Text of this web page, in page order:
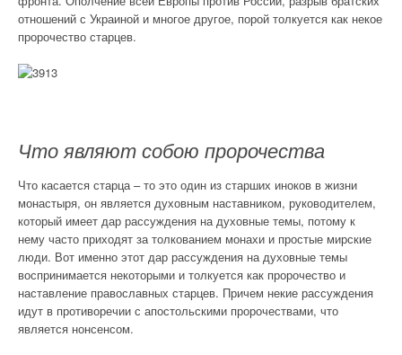
отношений с Украиной и многое другое, порой толкуется как некое
пророчество старцев.
Что являют собою пророчества
Что касается старца – то это один из старших иноков в жизни
монастыря, он является духовным наставником, руководителем,
который имеет дар рассуждения на духовные темы, потому к
нему часто приходят за толкованием монахи и простые мирские
люди. Вот именно этот дар рассуждения на духовные темы
воспринимается некоторыми и толкуется как пророчество и
наставление православных старцев. Причем некие рассуждения
идут в противоречии с апостольскими пророчествами, что
является нонсенсом.